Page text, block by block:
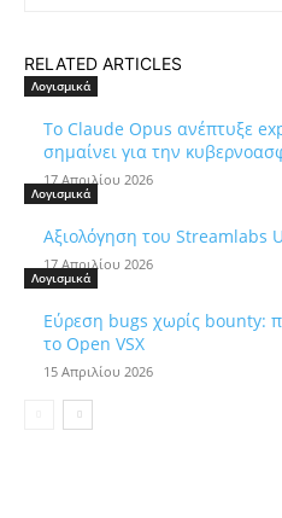
RELATED ARTICLES
Λογισμικά
Το Claude Opus ανέπτυξε
σημαίνει για την
17 Απριλίου 2026
Λογισμικά
Αξιολόγηση του Streamlabs
17 Απριλίου 2026
Λογισμικά
Εύρεση bugs χωρίς bounty:
το Open VSX
15 Απριλίου 2026